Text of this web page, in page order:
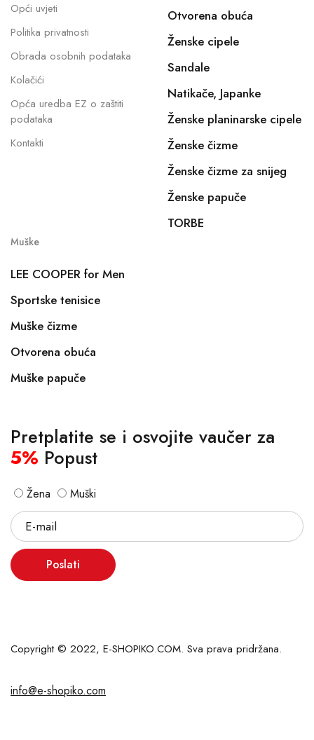
Opći uvjeti
Politika privatnosti
Obrada osobnih podataka
Kolačići
Opća uredba EZ o zaštiti
podataka
Kontakti
Otvorena obuća
Ženske cipele
Sandale
Natikače, Japanke
Ženske planinarske cipele
Ženske čizme
Ženske čizme za snijeg
Ženske papuče
TORBE
Muške
LEE COOPER for Men
Sportske tenisice
Muške čizme
Otvorena obuća
Muške papuče
Pretplatite se i osvojite vaučer za
5% Popust
Žena Muški
Poslati
Copyright © 2022, E-SHOPIKO.COM. Sva prava pridržana.
info@e-shopiko.com